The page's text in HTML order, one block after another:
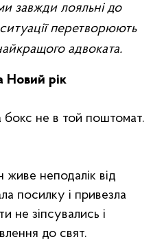
завжди лояльні до
ситуації перетворюють
адвоката.
Новий рік
не в той поштомат.
живе неподалік від
посилку і привезла
не зіпсувались і
до свят.